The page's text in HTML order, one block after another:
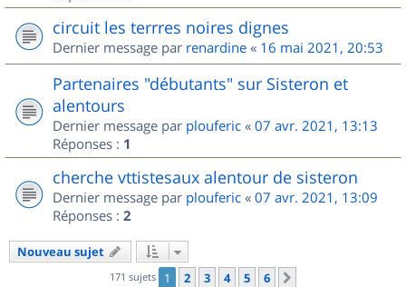
circuit les terrres noires dignes
Dernier message par renardine « 16 mai 2021, 20:53
Partenaires "débutants" sur Sisteron et
alentours
Dernier message par plouferic « 07 avr. 2021, 13:13
Réponses : 1
cherche vttistesaux alentour de sisteron
Dernier message par plouferic « 07 avr. 2021, 13:09
Réponses : 2
Nouveau sujet
171 sujets 1 2 3 4 5 6